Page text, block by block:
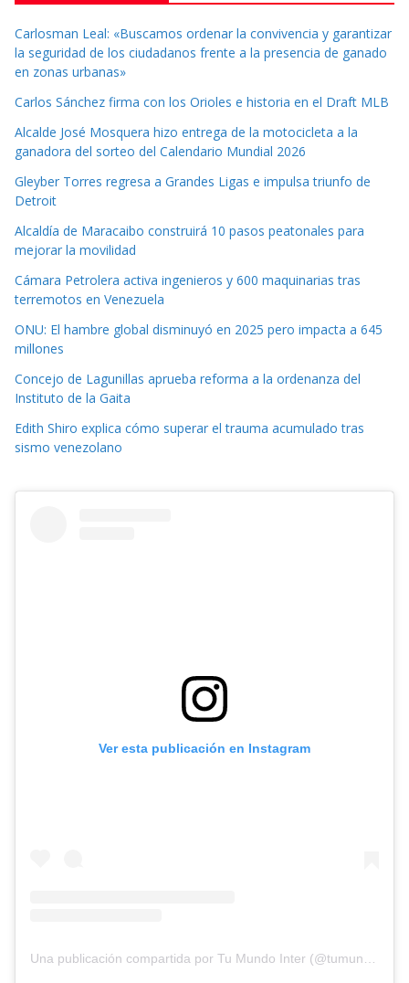
Carlosman Leal: «Buscamos ordenar la convivencia y garantizar
la seguridad de los ciudadanos frente a la presencia de ganado
en zonas urbanas»
Carlos Sánchez firma con los Orioles e historia en el Draft MLB
Alcalde José Mosquera hizo entrega de la motocicleta a la
ganadora del sorteo del Calendario Mundial 2026
Gleyber Torres regresa a Grandes Ligas e impulsa triunfo de
Detroit
Alcaldía de Maracaibo construirá 10 pasos peatonales para
mejorar la movilidad
Cámara Petrolera activa ingenieros y 600 maquinarias tras
terremotos en Venezuela
ONU: El hambre global disminuyó en 2025 pero impacta a 645
millones
Concejo de Lagunillas aprueba reforma a la ordenanza del
Instituto de la Gaita
Edith Shiro explica cómo superar el trauma acumulado tras
sismo venezolano
Ver esta publicación en Instagram
Una publicación compartida por Tu Mundo Inter (@tumundointer)